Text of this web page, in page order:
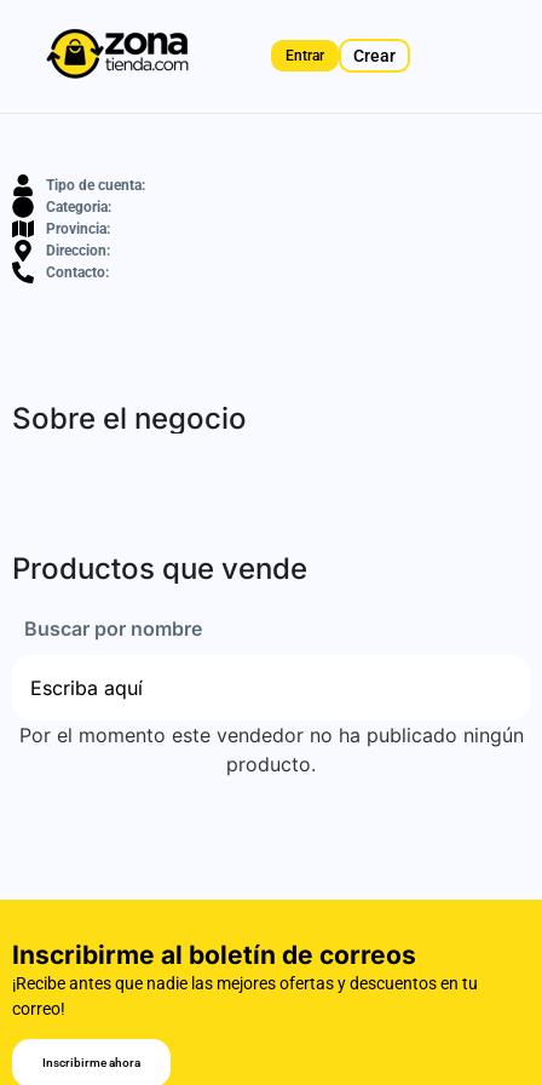
Crear
Entrar
Tipo de cuenta:
Categoria:
Provincia:
Direccion:
Contacto:
Sobre el negocio
Productos que vende
Buscar por nombre
Por el momento este vendedor no ha publicado ningún
producto.
Inscribirme al boletín de correos
¡Recibe antes que nadie las mejores ofertas y descuentos en tu
correo!
Inscribirme ahora